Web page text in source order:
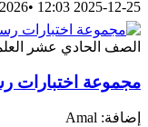
2025-12-25 12:03
•
الصف الحادي عشر
مجموعة اختبارات
إضافة: Amal